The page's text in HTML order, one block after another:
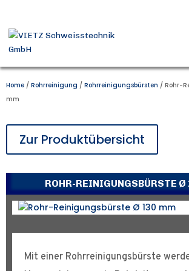
Home / Rohrreinigung / Rohrreinigungsbürsten / Rohr-
mm
Zur Produktübersicht
ROHR-REINIGUNGSBÜRSTE
Mit einer Rohrreinigungsbürste